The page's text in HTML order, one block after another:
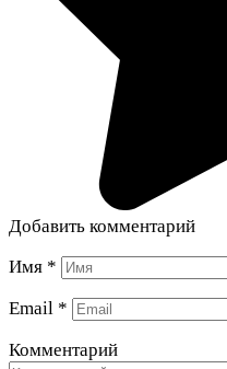
Добавить комментарий
Имя *
Email *
Комментарий